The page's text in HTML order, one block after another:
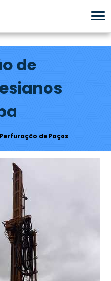
de
Perfuração de Poços